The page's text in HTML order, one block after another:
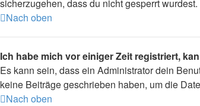
sicherzugehen, dass du nicht gesperrt
Nach oben
Ich habe mich vor einiger Zeit registriert,
Es kann sein, dass ein Administrator dein
keine Beiträge geschrieben haben, um die
Nach oben